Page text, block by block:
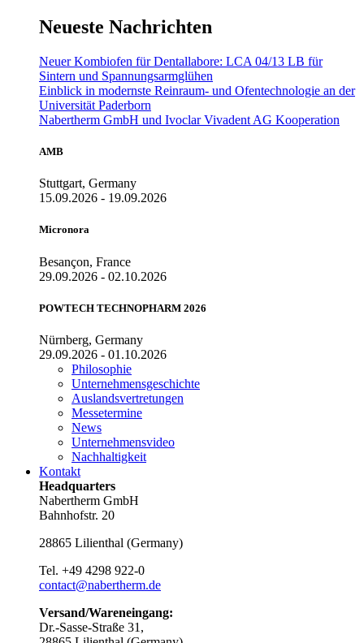
Neueste Nachrichten
Neuer Kombiofen für Dentallabore: LCA 04/13 LB für
Sintern und Spannungsarmglühen
Einblick in modernste Reinraum- und Ofentechnologie an der
Universität Paderborn
Nabertherm GmbH und Ivoclar Vivadent AG Kooperation
AMB
Stuttgart, Germany
15.09.2026 - 19.09.2026
Micronora
Besançon, France
29.09.2026 - 02.10.2026
POWTECH TECHNOPHARM 2026
Nürnberg, Germany
29.09.2026 - 01.10.2026
Philosophie
Unternehmensgeschichte
Auslandsvertretungen
Messetermine
News
Unternehmensvideo
Nachhaltigkeit
Kontakt
Headquarters
Nabertherm GmbH
Bahnhofstr. 20
28865 Lilienthal (Germany)
Tel. +49 4298 922-0
contact@nabertherm.de
Versand/Wareneingang:
Dr.-Sasse-Straße 31,